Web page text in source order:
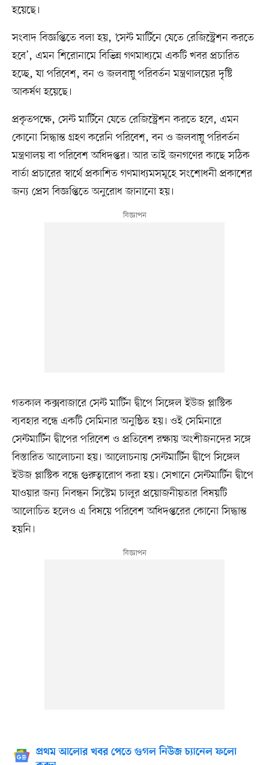
হয়েছে।
সংবাদ বিজ্ঞপ্তিতে বলা হয়, ‘সেন্ট মার্টিনে যেতে রেজিস্ট্রেশন করতে
হবে’, এমন শিরোনামে বিভিন্ন গণমাধ্যমে একটি খবর প্রচারিত
হচ্ছে, যা পরিবেশ, বন ও জলবায়ু পরিবর্তন মন্ত্রণালয়ের দৃষ্টি
আকর্ষণ হয়েছে।
প্রকৃতপক্ষে, সেন্ট মার্টিনে যেতে রেজিস্ট্রেশন করতে হবে, এমন
কোনো সিদ্ধান্ত গ্রহণ করেনি পরিবেশ, বন ও জলবায়ু পরিবর্তন
মন্ত্রণালয় বা পরিবেশ অধিদপ্তর। আর তাই জনগণের কাছে সঠিক
বার্তা প্রচারের স্বার্থে প্রকাশিত গণমাধ্যমসমূহে সংশোধনী প্রকাশের
জন্য প্রেস বিজ্ঞপ্তিতে অনুরোধ জানানো হয়।
গতকাল কক্সবাজারে সেন্ট মার্টিন দ্বীপে সিঙ্গেল ইউজ প্লাস্টিক
ব্যবহার বন্ধে একটি সেমিনার অনুষ্ঠিত হয়। ওই সেমিনারে
সেন্টমার্টিন দ্বীপের পরিবেশ ও প্রতিবেশ রক্ষায় অংশীজনদের সঙ্গে
বিস্তারিত আলোচনা হয়। আলোচনায় সেন্টমার্টিন দ্বীপে সিঙ্গেল
ইউজ প্লাস্টিক বন্ধে গুরুত্বারোপ করা হয়। সেখানে সেন্টমার্টিন দ্বীপে
যাওয়ার জন্য নিবন্ধন সিস্টেম চালুর প্রয়োজনীয়তার বিষয়টি
আলোচিত হলেও এ বিষয়ে পরিবেশ অধিদপ্তরের কোনো সিদ্ধান্ত
হয়নি।
প্রথম আলোর খবর পেতে গুগল নিউজ চ্যানেল ফলো